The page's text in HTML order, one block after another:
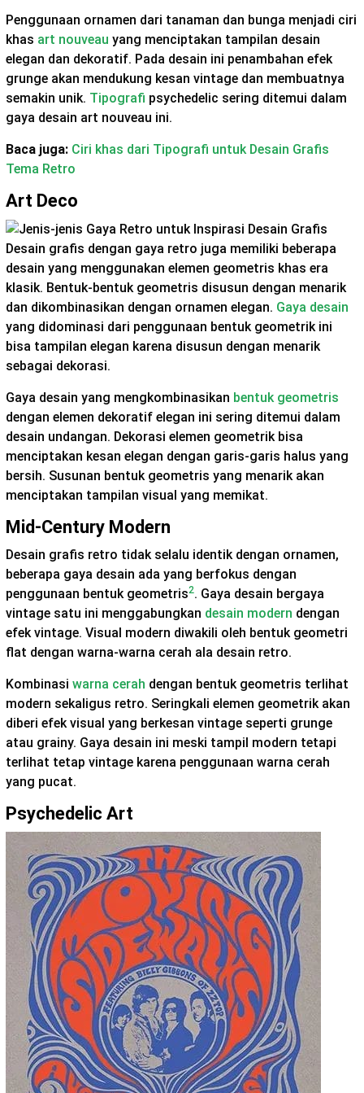
Penggunaan ornamen dari tanaman dan bunga menjadi ciri
khas art nouveau yang menciptakan tampilan desain
elegan dan dekoratif. Pada desain ini penambahan efek
grunge akan mendukung kesan vintage dan membuatnya
semakin unik. Tipografi psychedelic sering ditemui dalam
gaya desain art nouveau ini.
Baca juga: Ciri khas dari Tipografi untuk Desain Grafis
Tema Retro
Art Deco
Desain grafis dengan gaya retro juga memiliki beberapa
desain yang menggunakan elemen geometris khas era
klasik. Bentuk-bentuk geometris disusun dengan menarik
dan dikombinasikan dengan ornamen elegan. Gaya desain
yang didominasi dari penggunaan bentuk geometrik ini
bisa tampilan elegan karena disusun dengan menarik
sebagai dekorasi.
Gaya desain yang mengkombinasikan bentuk geometris
dengan elemen dekoratif elegan ini sering ditemui dalam
desain undangan. Dekorasi elemen geometrik bisa
menciptakan kesan elegan dengan garis-garis halus yang
bersih. Susunan bentuk geometris yang menarik akan
menciptakan tampilan visual yang memikat.
Mid-Century Modern
Desain grafis retro tidak selalu identik dengan ornamen,
beberapa gaya desain ada yang berfokus dengan
penggunaan bentuk geometris2. Gaya desain bergaya
vintage satu ini menggabungkan desain modern dengan
efek vintage. Visual modern diwakili oleh bentuk geometri
flat dengan warna-warna cerah ala desain retro.
Kombinasi warna cerah dengan bentuk geometris terlihat
modern sekaligus retro. Seringkali elemen geometrik akan
diberi efek visual yang berkesan vintage seperti grunge
atau grainy. Gaya desain ini meski tampil modern tetapi
terlihat tetap vintage karena penggunaan warna cerah
yang pucat.
Psychedelic Art